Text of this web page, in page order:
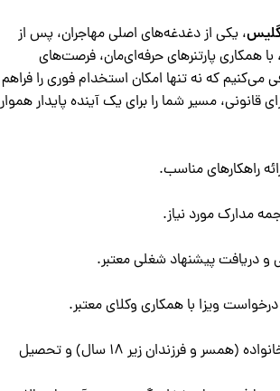
، یکی از دغدغه‌های اصلی مهاجران، پس از
همکاری پارتنرهای حرفه‌ای‌مان، فرصت‌های
می‌کنیم که نه تنها امکان استخدام فوری را فراهم
قانونی، مسیر شما را برای یک آینده پایدار هموار
راهکارهای مناسب.
مدارک مورد نیاز.
دریافت پیشنهاد شغلی معتبر.
ویزا با همکاری وکلای معتبر.
امکان همراهی اعضای خانواده (همسر و فرزندان زیر 18 سال) و تحصیل